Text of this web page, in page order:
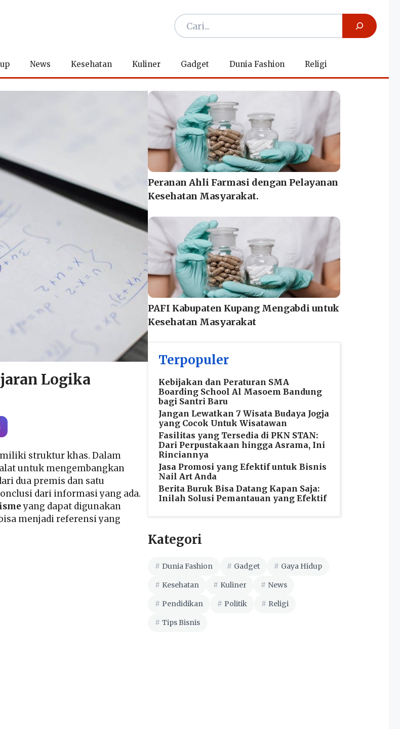
News Kesehatan Kuliner Gadget Dunia Fashion Religi
Logika
struktur khas. Dalam
untuk mengembangkan
dua premis dan satu
dari informasi yang ada.
yang dapat digunakan
menjadi referensi yang
Peranan Ahli Farmasi dengan Pelayanan
Kesehatan Masyarakat.
PAFI Kabupaten Kupang Mengabdi untuk
Kesehatan Masyarakat
Terpopuler
Kebijakan dan Peraturan SMA
Boarding School Al Masoem Bandung
bagi Santri Baru
Jangan Lewatkan 7 Wisata Budaya Jogja
yang Cocok Untuk Wisatawan
Fasilitas yang Tersedia di PKN STAN:
Dari Perpustakaan hingga Asrama, Ini
Rinciannya
Jasa Promosi yang Efektif untuk Bisnis
Nail Art Anda
Berita Buruk Bisa Datang Kapan Saja:
Inilah Solusi Pemantauan yang Efektif
Kategori
Dunia Fashion Gadget Gaya Hidup
Kesehatan Kuliner News
Pendidikan Politik Religi
Tips Bisnis